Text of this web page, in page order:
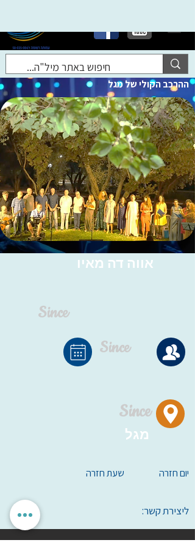
ההרכב הקולי של מגל
אווה דה מאיו
Since
Since
Since
מגל
שעת חזרה יום חזרה
ליצירת קשר: